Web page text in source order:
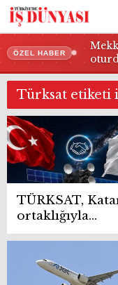
ÖZEL HABER
Türksat etiketi
TÜRKSAT,
ortaklığıyla
küresel hizmet